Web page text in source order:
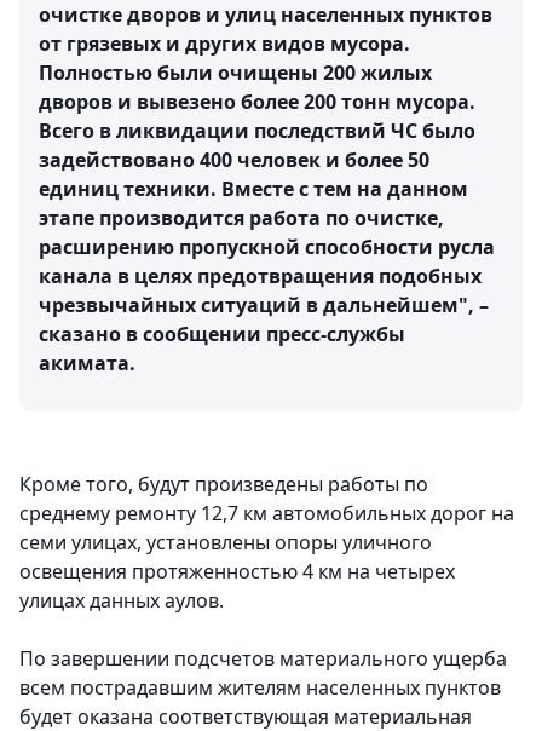
очистке дворов и улиц населенных пунктов
от грязевых и других видов мусора.
Полностью были очищены 200 жилых
дворов и вывезено более 200 тонн мусора.
Всего в ликвидации последствий ЧС было
задействовано 400 человек и более 50
единиц техники. Вместе с тем на данном
этапе производится работа по очистке,
расширению пропускной способности русла
канала в целях предотвращения подобных
чрезвычайных ситуаций в дальнейшем", –
сказано в сообщении пресс-службы
акимата.
Кроме того, будут произведены работы по
среднему ремонту 12,7 км автомобильных дорог на
семи улицах, установлены опоры уличного
освещения протяженностью 4 км на четырех
улицах данных аулов.
По завершении подсчетов материального ущерба
всем пострадавшим жителям населенных пунктов
будет оказана соответствующая материальная